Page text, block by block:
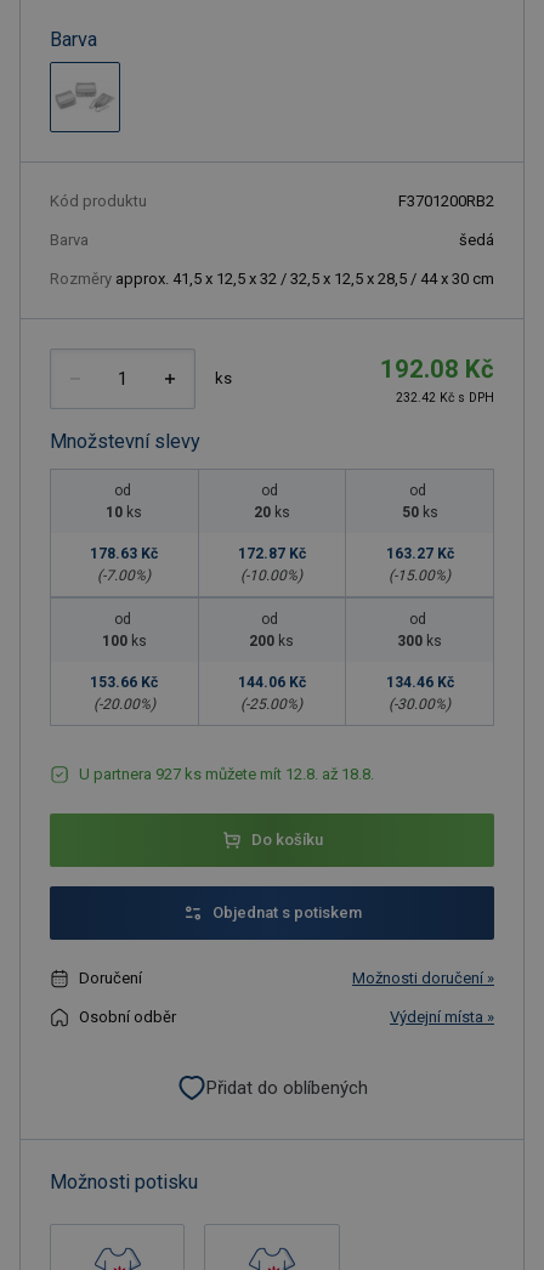
Barva
Kód produktu F3701200RB2
Barva šedá
Rozměry approx. 41,5 x 12,5 x 32 / 32,5 x 12,5 x 28,5 / 44 x 30 cm
ks 192.08 Kč
232.42 Kč s DPH
Množstevní slevy
od
10 ks
178.63 Kč
(-7.00%)
od
20 ks
172.87 Kč
(-10.00%)
od
50 ks
163.27 Kč
(-15.00%)
od
100 ks
153.66 Kč
(-20.00%)
od
200 ks
144.06 Kč
(-25.00%)
od
300 ks
134.46 Kč
(-30.00%)
U partnera 927 ks můžete mít 12.8. až 18.8.
Do košíku
Objednat s potiskem
Doručení Možnosti doručení »
Osobní odběr Výdejní místa »
Přidat do oblíbených
Možnosti potisku